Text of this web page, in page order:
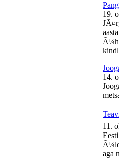
19.
14.
11.
aga